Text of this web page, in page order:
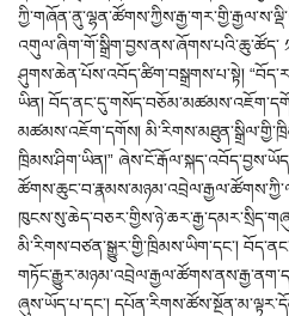
འགུལ་ཞིག་གོ་སྒྲིག་བྱས་ནས་ཞོགས་པའི་ཆུ་ཚོད་
ཤུགས་ཆེན་པོས་འབོད་ཚིག་བསྒྲགས་པ་སྟེ།
ཡིན།
མཚམས་འཇོག་དགོས།
ཁྲིམས་ཤིག་ཡིན།”
མི་རིགས་བཙན་སྒྱུར་གྱི་ཁྲིམས་ཡིག་དང་།
ཞུས་ཡོད་པ་དང་།